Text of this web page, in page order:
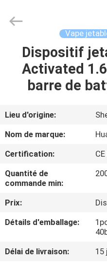
MAISON
PRODUITS
VIDÉOS
SUJET
DE
NOUS
VISITE
ECER
Vape
Dispositif
Activated
barre de
Lieu d'origine:
Nom de marque:
Certification:
Quantité de
commande min:
Prix:
Détails d'emballage:
Délai de livraison:
15